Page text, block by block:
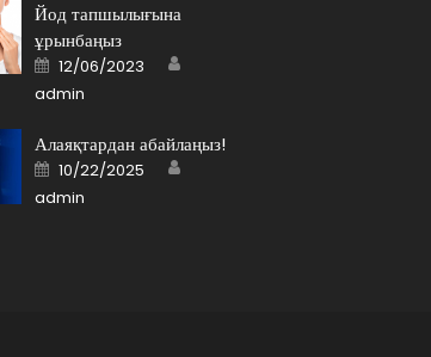
Йод тапшылығына
ұрынбаңыз
Posted
on
12/06/2023
admin
Алаяқтардан абайлаңыз!
Posted
on
10/22/2025
admin